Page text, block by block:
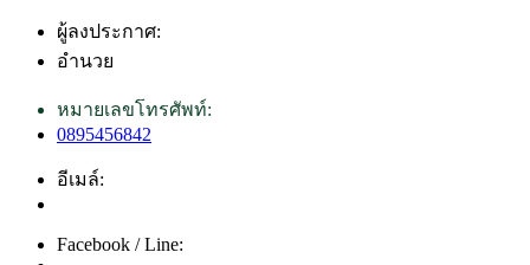
ผู้ลงประกาศ:
อำนวย
หมายเลขโทรศัพท์:
0895456842
อีเมล์:
Facebook / Line: